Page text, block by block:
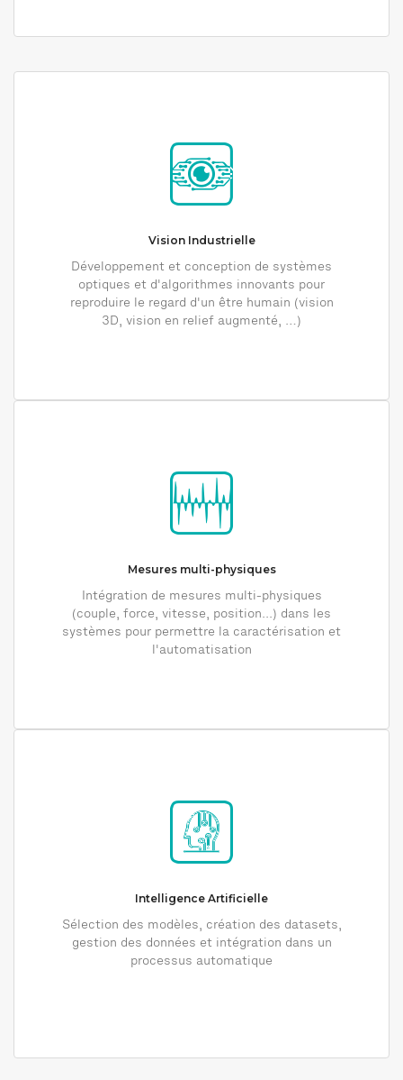
Vision Industrielle
Développement et conception de systèmes
optiques et d'algorithmes innovants pour
reproduire le regard d'un être humain (vision
3D, vision en relief augmenté, …)
Mesures multi-physiques
Intégration de mesures multi-physiques
(couple, force, vitesse, position...) dans les
systèmes pour permettre la caractérisation et
l'automatisation
Intelligence Artificielle
Sélection des modèles, création des datasets,
gestion des données et intégration dans un
processus automatique